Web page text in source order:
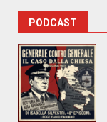
PODCAST